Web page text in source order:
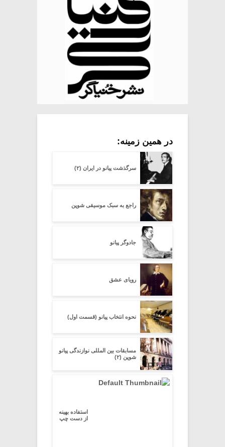
در همین زمینه:
سرگذشت پیانو در ایران (۲)
راجع به سبک موسیقی شوپن
جادوگر پیانو
رویای عشق
نحوه انتخاب پیانو (قسمت اول)
مسابقات بین المللی نوازندگی پیانو
شوپن (۲)
استفاده بهینه
از دست چپ